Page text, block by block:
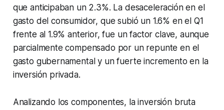
que anticipaban un 2.3%. La desaceleración en el
gasto del consumidor, que subió un 1.6% en el Q1
frente al 1.9% anterior, fue un factor clave, aunque
parcialmente compensado por un repunte en el
gasto gubernamental y un fuerte incremento en la
inversión privada.
Analizando los componentes, la inversión bruta